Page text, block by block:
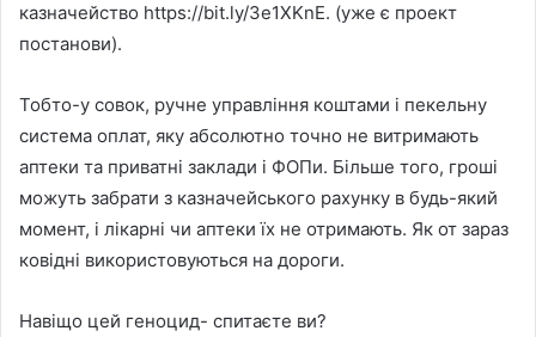
казначейство https://bit.ly/3e1XKnE. (уже є проект
постанови).
Тобто-у совок, ручне управління коштами і пекельну
система оплат, яку абсолютно точно не витримають
аптеки та приватні заклади і ФОПи. Більше того, гроші
можуть забрати з казначейського рахунку в будь-який
момент, і лікарні чи аптеки їх не отримають. Як от зараз
ковідні використовуються на дороги.
Навіщо цей геноцид- спитаєте ви?